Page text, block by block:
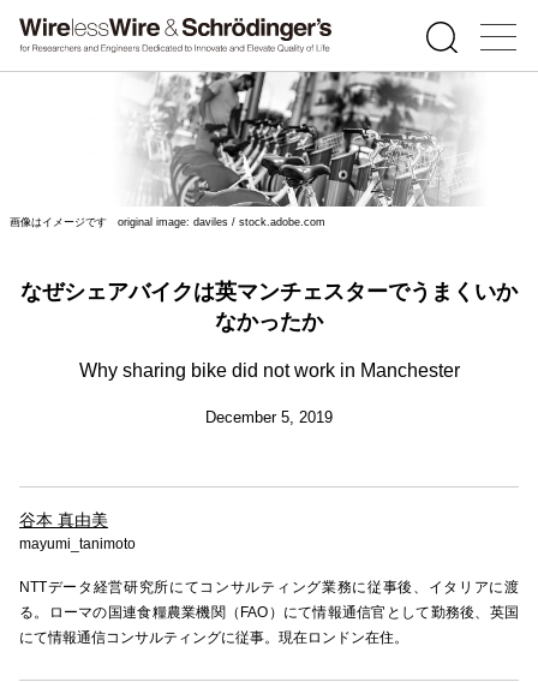
画像はイメージです original image: daviles / stock.adobe.com
なぜシェアバイクは英マンチェスターでうまくいか
なかったか
Why sharing bike did not work in Manchester
December 5, 2019
谷本 真由美
mayumi_tanimoto
NTTデータ経営研究所にてコンサルティング業務に従事後、イタリアに渡
る。ローマの国連食糧農業機関（FAO）にて情報通信官として勤務後、英国
にて情報通信コンサルティングに従事。現在ロンドン在住。